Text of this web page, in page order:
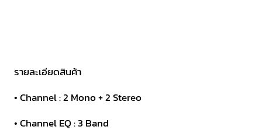
รายละเอียดสินค้า
• Channel : 2 Mono + 2 Stereo
• Channel EQ : 3 Band